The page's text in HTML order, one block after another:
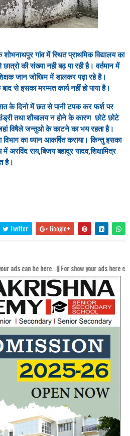
गांव में स्थित प्राथमिक विद्यालय का
की संख्या नही बढ़ पा रही है। वर्तमान में
जान जोखिम में डालकर पढ़ा रहे है।
से इसका मरम्मत कार्य नहीं हो पाया है।
के दिनो में छत से पानी टपक कर फर्श पर
तथा शौचालय न होने के कारण छोटे छोटे
विषैले जन्तुओ के काटने का भय रहता है।
का ध्यान आकर्षित कराया। किन्तु इसका
अरविंद राय,बिजय बहादूर यादव,शिक्षामित्र
है।
Twitter Google+
For show your ads here contact